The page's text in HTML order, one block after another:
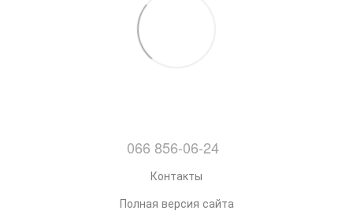
066 856-06-24
Контакты
Полная версия сайта